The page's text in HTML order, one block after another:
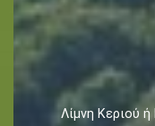
Λίμνη Κεριού